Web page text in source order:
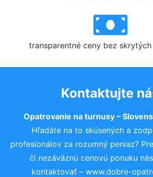
transparentné ceny bez
Kontaktujte
Opatrovanie na turnusy –
Hľadáte na to skúsených a
profesionálov za rozumný peniaz?
či nezáväznú cenovú ponuku
kontaktovať – www.dobre-